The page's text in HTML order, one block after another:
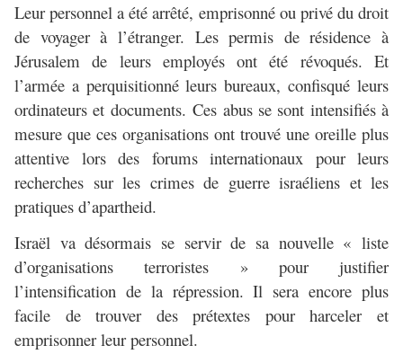
Leur personnel a été arrêté, emprisonné ou privé du droit
de voyager à l’étranger. Les permis de résidence à
Jérusalem de leurs employés ont été révoqués. Et
l’armée a perquisitionné leurs bureaux, confisqué leurs
ordinateurs et documents. Ces abus se sont intensifiés à
mesure que ces organisations ont trouvé une oreille plus
attentive lors des forums internationaux pour leurs
recherches sur les crimes de guerre israéliens et les
pratiques d’apartheid.
Israël va désormais se servir de sa nouvelle « liste
d’organisations terroristes » pour justifier
l’intensification de la répression. Il sera encore plus
facile de trouver des prétextes pour harceler et
emprisonner leur personnel.